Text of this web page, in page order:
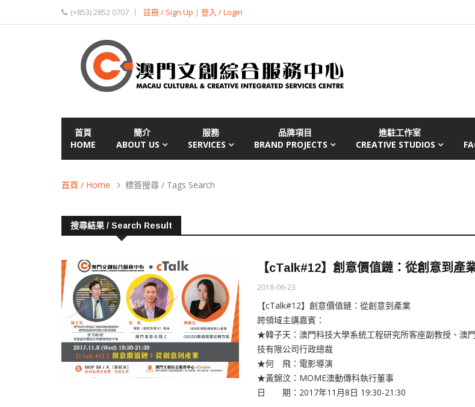
(+853) 2852 0707 註冊 / Sign Up | 登入 / Login
首頁
HOME
簡介
ABOUT US
服務
SERVICES
品牌項目
BRAND PROJECTS
進駐工作室
CREATIVE STUDIOS
首頁 / Home 標簽搜尋 / Tags Search
搜尋結果 / Search Result
【cTalk#12】創意價值鏈：從創意到產
2018-06-23
【cTalk#12】創意價值鏈：從創意到產業
跨領域主講嘉賓：
★韓子天：澳門科技大學系統工程研究所客座副教授、澳
技有限公司行政總裁
★何 飛：電影導演
★黃錦汶：MOME澳動傳科執行董事
日 期：2017年11月8日 19:30-21:30